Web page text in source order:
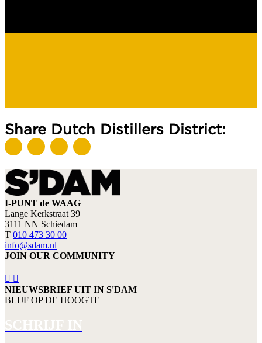
Share Dutch Distillers District:
I-PUNT de WAAG
Lange Kerkstraat 39
3111 NN Schiedam
T 010 473 30 00
info@sdam.nl
JOIN OUR COMMUNITY
NIEUWSBRIEF UIT IN S'DAM
BLIJF OP DE HOOGTE
SCHRIJF IN